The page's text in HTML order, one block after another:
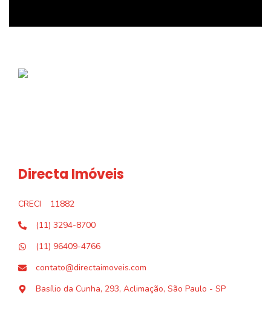
Directa Imóveis
CRECI
11882
(11) 3294-8700
(11) 96409-4766
contato@directaimoveis.com
Basílio da Cunha, 293, Aclimação, São Paulo - SP